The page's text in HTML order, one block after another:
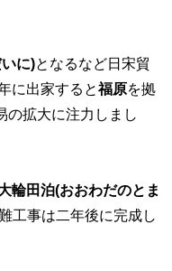
に)となるなど日宋貿
に出家すると福原を拠
の拡大に注力しまし
輪田泊(おおわだのとま
工事は二年後に完成し